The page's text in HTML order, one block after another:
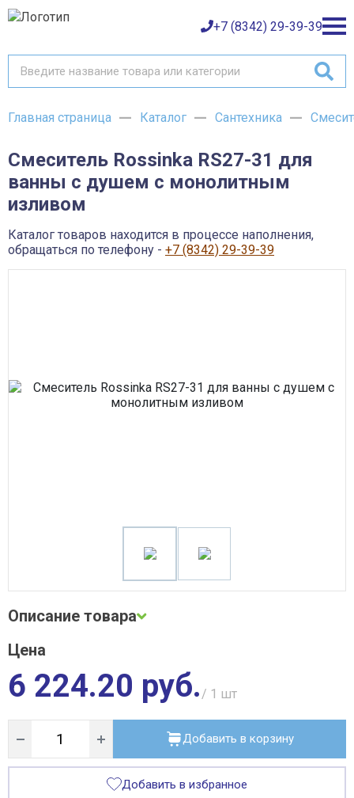
+7 (8342) 29-39-39
Каталог товаров
Баки и емкости АНИОН
Газовое оборудование
Детали трубопроводов и уплотнения
Запорная и регулирующая арматура
Контрольно-измерительные приборы и арматура
Крепеж
Лакокрасочные материалы
Система водоочистки Alta Group
Система поверхностного водоотвода
О компании
Оплата
Доставка
Главная страница Каталог Сантехника
Смеситель Rossinka RS27-31 для
ванны с душем с монолитным
изливом
Каталог товаров находится в процессе наполнения,
обращаться по телефону - +7 (8342) 29-39-39
Описание товара
Описание и фото товара, технические характеристики, габариты,
и паспорта носят справочный характер и основываются на последних
доступных сведениях от производителя. Производитель оставляет
за собой право изменить параметры без предварительного
офертой.
Цена
6 224.20 руб./ 1 шт
Добавить в корзину
Добавить в избранное